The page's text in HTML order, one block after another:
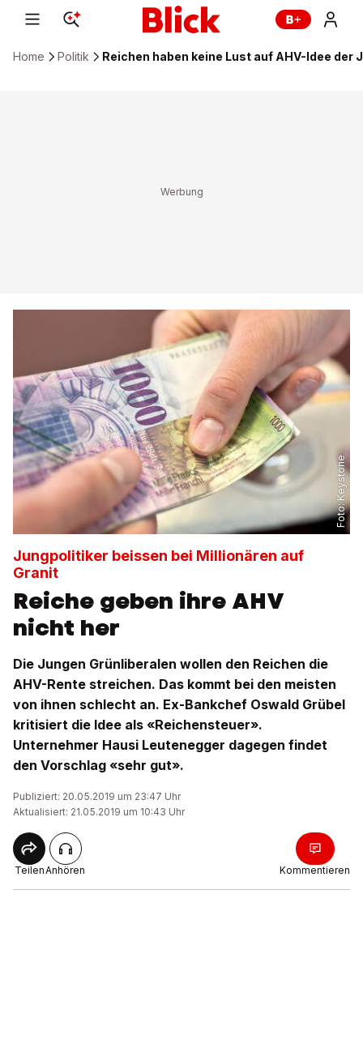
Home Politik Reichen haben keine Lust auf AHV-Idee der
Foto:
Keystone
Jungpolitiker beissen bei Millionären auf
Granit
Reiche geben ihre AHV
nicht her
Die Jungen Grünliberalen wollen den Reichen die
AHV-Rente streichen. Das kommt bei den meisten
von ihnen schlecht an. Ex-Bankchef Oswald Grübel
kritisiert die Idee als «Reichensteuer».
Unternehmer Hausi Leutenegger dagegen findet
den Vorschlag «sehr gut».
Publiziert: 20.05.2019 um 23:47 Uhr
Aktualisiert: 21.05.2019 um 10:43 Uhr
TeilenAnhören Kommentieren